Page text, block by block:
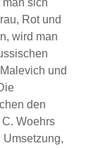
sich
Rot und
wird man
und
den
Woehrs
Umsetzung,